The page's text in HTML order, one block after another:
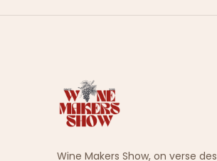
Wine Makers Show, on verse des